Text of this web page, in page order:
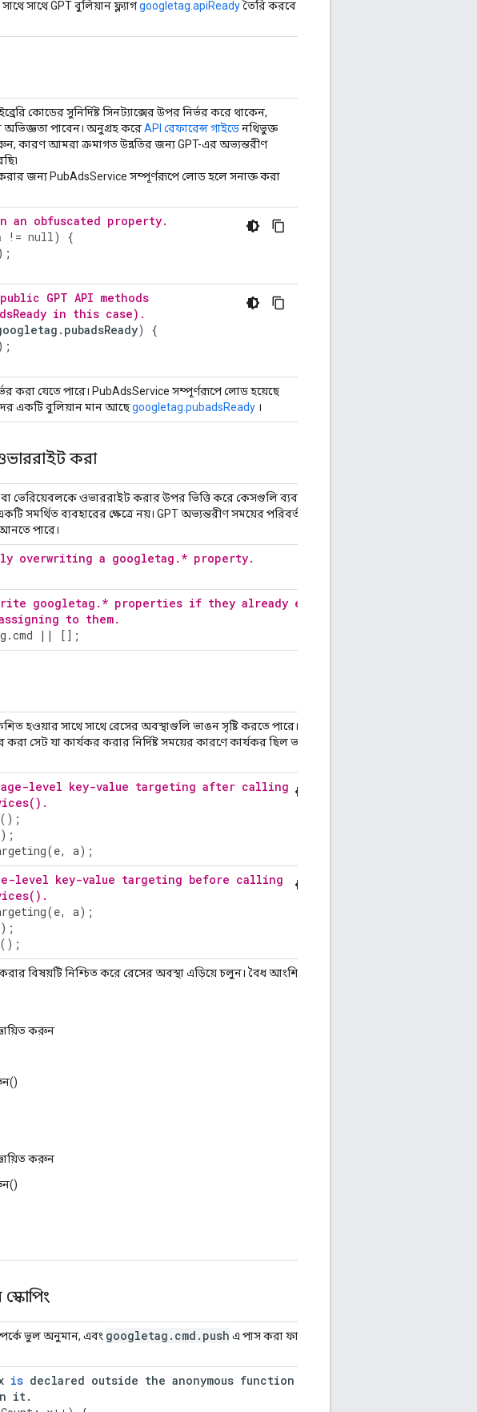
সাথে GPT বুলিয়ান ফ্ল্যাগgoogletag.apiReadyতৈরি করবে যাতে আপনি
কোডের সুনির্দিষ্ট সিনট্যাক্সের উপর নির্ভর করে থাকেন,
পাবেন। অনুগ্রহ করেAPI রেফারেন্স গাইডেনথিভুক্ত
কারণ আমরা ক্রমাগত উন্নতির জন্য GPT-এর অভ্যন্তরীণ
জন্য PubAdsService সম্পূর্ণরূপে লোড হলে সনাক্ত করা
obfuscated property.
! = null)
{
GPT API methods
in this case).
. pubadsReady)
{
করা যেতে পারে। PubAdsService সম্পূর্ণরূপে লোড হয়েছে
একটি বুলিয়ান মান আছেgoogletag.pubadsReady ।
করা
বা ভেরিয়েবলকে ওভাররাইট করার উপর ভিত্তি করে কেসগুলি ব্যবহার করুন যেকোন
সমর্থিত ব্যবহারের ক্ষেত্রে নয়। GPT অভ্যন্তরীণ সময়ের পরিবর্তনগুলি ভাঙার দ্বারা
পারে।
overwriting a googletag.* property.
googletag.* properties if they already exist.
to them.
.cmd || [];
হওয়ার সাথে সাথে রেসের অবস্থাগুলি ভাঙন সৃষ্টি করতে পারে।
সেট যা কার্যকর করার নির্দিষ্ট সময়ের কারণে কার্যকর ছিল ভবিষ্যতে
level key-value targeting after calling
();
(e, a);
level key-value targeting before calling
(e, a);
();
বিষয়টি নিশ্চিত করে রেসের অবস্থা এড়িয়ে চলুন। বৈধ আংশিক
করুন
করুন
ভুল অনুমান, এবং googletag . cmd . push এ পাস করা ফাংশনে ক্যাপচার করা ভেরিয়েবলের
is declared outside the anonymous function
it.